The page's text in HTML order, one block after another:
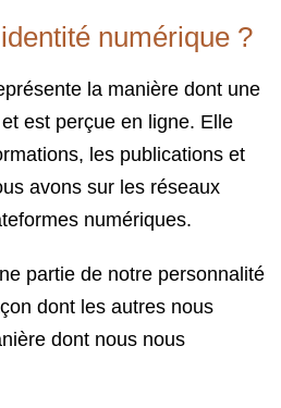
numérique ?
la manière dont une
est perçue en ligne. Elle
les publications et
avons sur les réseaux
numériques.
partie de notre personnalité
dont les autres nous
dont nous nous